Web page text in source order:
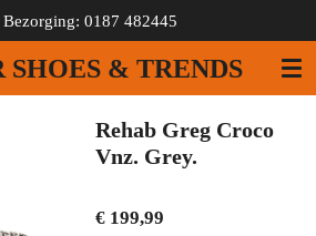
& TRENDS
Bezorging: 0187 482445
Rehab Greg Croco
Vnz. Grey.
€ 199,99